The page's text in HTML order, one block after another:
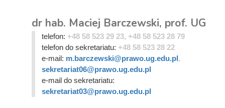
dr hab. Maciej Barczewski, prof. UG
telefon: +48 58 523 29 23, +48 58 523 28 79
telefon do sekretariatu: +48 58 523 28 22
e-mail: m.barczewski@prawo.ug.edu.pl,
sekretariat06@prawo.ug.edu.pl
e-mail do sekretariatu:
sekretariat03@prawo.ug.edu.pl